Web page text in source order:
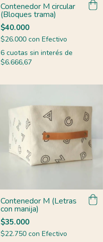
Contenedor M circular
(Bloques trama)
$40.000
$26.000 con Efectivo
6 cuotas sin interés de
$6.666,67
Contenedor M (Letras
con manija)
$35.000
$22.750 con Efectivo